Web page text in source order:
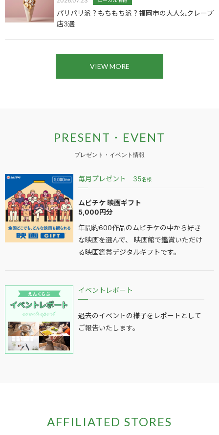
パリパリ派？もちもち派？福岡市の大人気クレープ
店3選
VIEW MORE
PRESENT・EVENT
プレゼント・イベント情報
毎月プレゼント 35名様
ムビチケ 映画ギフト
5,000円分
年間約600作品のムビチケの中から好き
な映画を選んで、 映画館で鑑賞いただけ
る映画鑑賞デジタルギフトです。
イベントレポート
過去のイベントの様子をレポートとして
ご報告いたします。
AFFILIATED STORES